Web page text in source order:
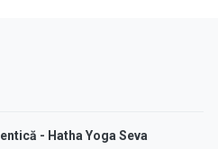
- Hatha Yoga Seva